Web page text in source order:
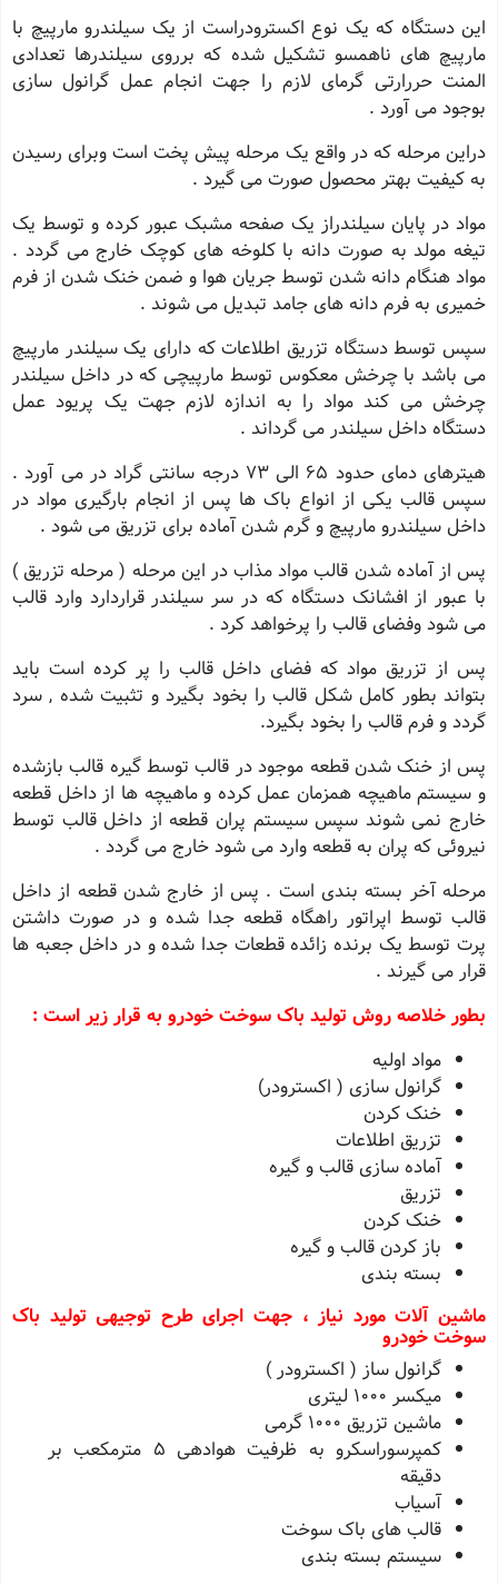
این دستگاه که یک نوع اکسترودراست از یک سیلندرو مارپیچ با
مارپیچ های ناهمسو تشکیل شده که برروی سیلندرها تعدادی
المنت حررارتی گرمای لازم را جهت انجام عمل گرانول سازی
بوجود می آورد .
دراین مرحله که در واقع یک مرحله پیش پخت است وبرای رسیدن
به کیفیت بهتر محصول صورت می گیرد .
مواد در پایان سیلندراز یک صفحه مشبک عبور کرده و توسط یک
تیغه مولد به صورت دانه با کلوخه های کوچک خارج می گردد .
مواد هنگام دانه شدن توسط جریان هوا و ضمن خنک شدن از فرم
خمیری به فرم دانه های جامد تبدیل می شوند .
سپس توسط دستگاه تزریق اطلاعات که دارای یک سیلندر مارپیچ
می باشد با چرخش معکوس توسط مارپیچی که در داخل سیلندر
چرخش می کند مواد را به اندازه لازم جهت یک پریود عمل
دستگاه داخل سیلندر می گرداند .
هیترهای دمای حدود ٦٥ الی ٧٣ درجه سانتی گراد در می آورد .
سپس قالب یکی از انواع باک ها پس از انجام بارگیری مواد در
داخل سیلندرو مارپیچ و گرم شدن آماده برای تزریق می شود .
پس از آماده شدن قالب مواد مذاب در این مرحله ( مرحله تزریق )
با عبور از افشانک دستگاه که در سر سیلندر قراردارد وارد قالب
می شود وفضای قالب را پرخواهد کرد .
پس از تزریق مواد که فضای داخل قالب را پر کرده است باید
بتواند بطور کامل شکل قالب را بخود بگیرد و تثبیت شده , سرد
گردد و فرم قالب را بخود بگیرد.
پس از خنک شدن قطعه موجود در قالب توسط گیره قالب بازشده
و سیستم ماهیچه همزمان عمل کرده و ماهیچه ها از داخل قطعه
خارج نمی شوند سپس سیستم پران قطعه از داخل قالب توسط
نیروئی که پران به قطعه وارد می شود خارج می گردد .
مرحله آخر بسته بندی است . پس از خارج شدن قطعه از داخل
قالب توسط اپراتور راهگاه قطعه جدا شده و در صورت داشتن
پرت توسط یک برنده زائده قطعات جدا شده و در داخل جعبه ها
قرار می گیرند .
بطور خلاصه روش تولید باک سوخت خودرو به قرار زیر است :
مواد اولیه
گرانول سازی ( اکسترودر)
خنک کردن
تزریق اطلاعات
آماده سازی قالب و گیره
تزریق
خنک کردن
باز کردن قالب و گیره
بسته بندی
ماشین آلات مورد نیاز ، جهت اجرای طرح توجیهی تولید باک
سوخت خودرو
گرانول ساز ( اکسترودر )
میکسر ١٠٠٠ لیتری
ماشین تزریق ١٠٠٠ گرمی
کمپرسوراسکرو به ظرفیت هوادهی ٥ مترمکعب بر
دقیقه
آسیاب
قالب های باک سوخت
سیستم بسته بندی